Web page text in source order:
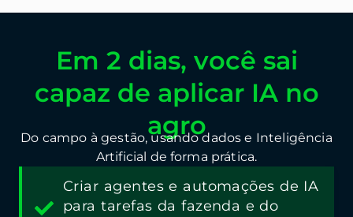
Em 2 dias, você sai
capaz de aplicar IA no
agro
Do campo à gestão, usando dados e Inteligência
Artificial de forma prática.
Criar agentes e automações de IA
para tarefas da fazenda e do